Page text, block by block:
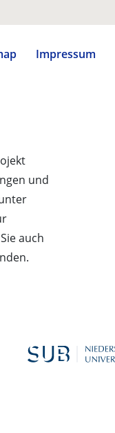
Impressum
und
auch